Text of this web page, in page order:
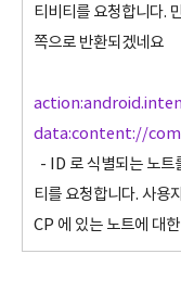
티비티를 요청합니다.
쪽으로 반환되겠네요
data:content://
- ID 로 식별되는 노트
티를 요청합니다. 사용
CP 에 있는 노트에 대